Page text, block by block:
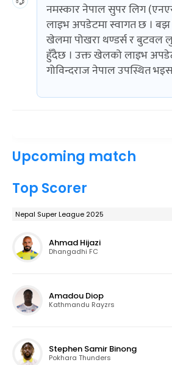
नमस्कार नेपाल सुपर लिग
लाइभ अपडेटमा स्वागत छ ।
खेलमा पोखरा थण्डर्स र बुटवल
हुँदैछ । उक्त खेलको लाइभ
गोविन्दराज नेपाल उपस्थित
Upcoming match
Top Scorer
Nepal Super League 2025
Ahmad Hijazi
Dhangadhi FC
Amadou Diop
Kathmandu Rayzrs
Stephen Samir Binong
Pokhara Thunders